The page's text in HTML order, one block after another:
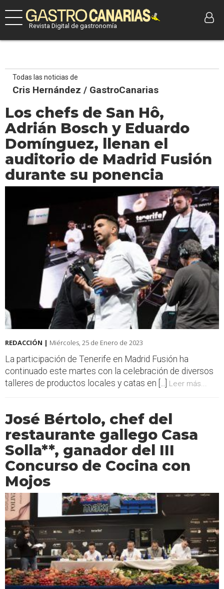
Revista Digital de gastronomía
Todas las noticias de
Cris Hernández / GastroCanarias
Los chefs de San Hô,
Adrián Bosch y Eduardo
Domínguez, llenan el
auditorio de Madrid Fusión
durante su ponencia
REDACCIÓN | Miércoles, 25 de Enero de 2023
La participación de Tenerife en Madrid Fusión ha
continuado este martes con la celebración de diversos
talleres de productos locales y catas en [...]
Leer más...
José Bértolo, chef del
restaurante gallego Casa
Solla**, ganador del III
Concurso de Cocina con
Mojos